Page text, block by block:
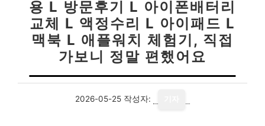
용 L 방문후기 L 아이폰배터리
교체 L 액정수리 L 아이패드 L
맥북 L 애플워치 체험기, 직접
가보니 정말 편했어요
2026-05-25 작성자: